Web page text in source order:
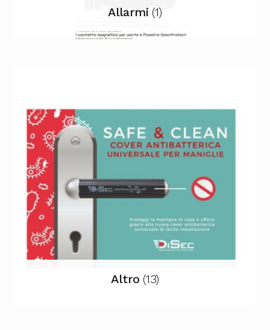
Allarmi (1)
Altro (13)